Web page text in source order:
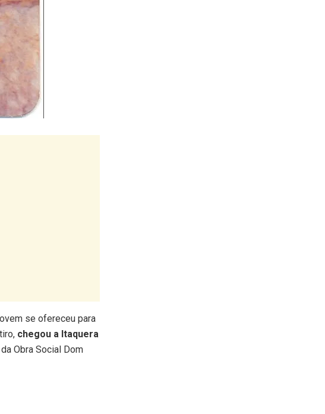
se ofereceu para
chegou a Itaquera
Obra Social Dom